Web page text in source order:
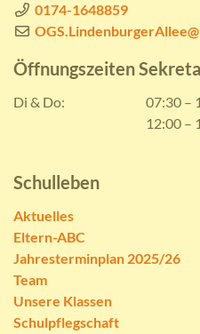
0174-1648859
Öffnungszeiten
Di & Do:
07:30 –
12:00 –
Schulleben
Aktuelles
Eltern-ABC
Jahresterminplan 2025/26
Team
Unsere Klassen
Schulpflegschaft